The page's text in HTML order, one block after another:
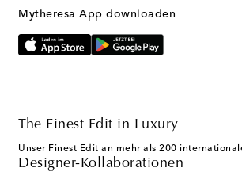
Mytheresa App downloaden
The Finest Edit in Luxury
Unser Finest Edit an mehr als 200
Designer-Kollaborationen